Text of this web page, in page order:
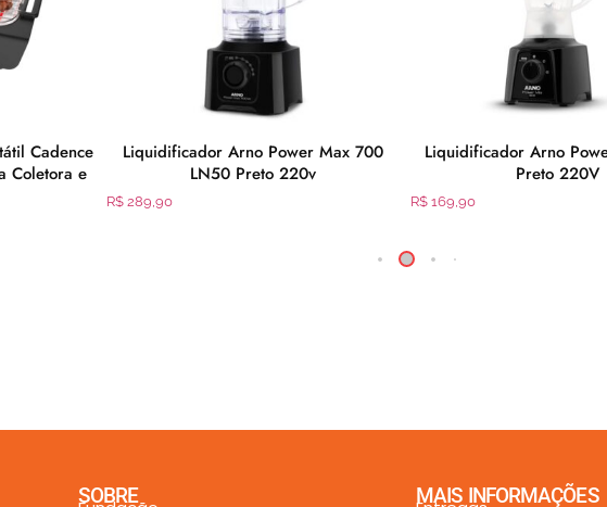
Cadence
Coletora e
Liquidificador Arno Power Max 700
LN50 Preto 220v
R$ 289,90
Liquidificador Arno
Preto 220V
R$ 169,90
SOBRE MAIS INFORMAÇÕES